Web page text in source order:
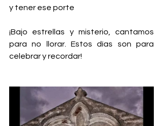
y tener ese porte
¡Bajo estrellas y misterio, cantamos
para no llorar. Estos días son para
celebrar y recordar!